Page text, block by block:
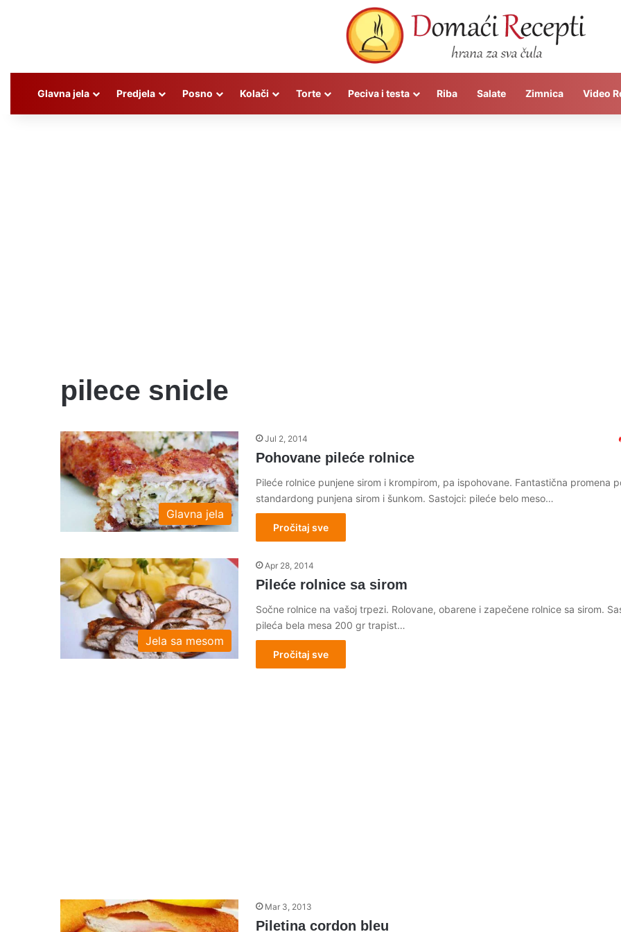
Glavna jela Predjela Posno Kolači Torte Peciva i testa Riba Salate Zimnica Video
pilece snicle
Glavna jela
Jul 2, 2014
Pohovane pileće rolnice
Pileće rolnice punjene sirom i krompirom, pa ispohovane. Fantastična promena
standardong punjena sirom i šunkom. Sastojci: pileće belo meso…
Pročitaj sve
Jela sa mesom
Apr 28, 2014
Pileće rolnice sa sirom
Sočne rolnice na vašoj trpezi. Rolovane, obarene i zapečene rolnice sa sirom.
pileća bela mesa 200 gr trapist…
Pročitaj sve
Mar 3, 2013
Piletina cordon bleu